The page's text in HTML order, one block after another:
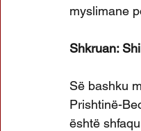
myslimane
Shkruan:
Së bashku
Prishtinë-
është